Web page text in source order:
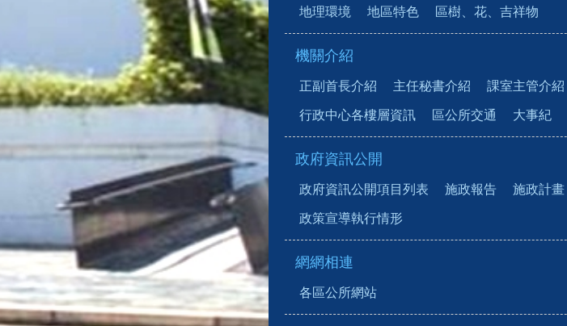
地理環境 地區特色 區樹、花、吉祥物
機關介紹
正副首長介紹 主任秘書介紹 課室主管介紹
行政中心各樓層資訊 區公所交通 大事紀
政府資訊公開
政府資訊公開項目列表 施政報告 施政計畫
政策宣導執行情形
網網相連
各區公所網站